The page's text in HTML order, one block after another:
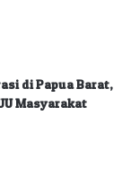
di Papua Barat,
Masyarakat